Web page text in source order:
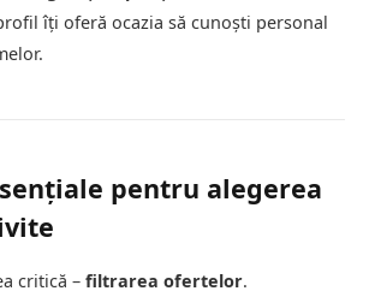
îți oferă ocazia să cunoști personal
pentru alegerea
critică – filtrarea ofertelor.